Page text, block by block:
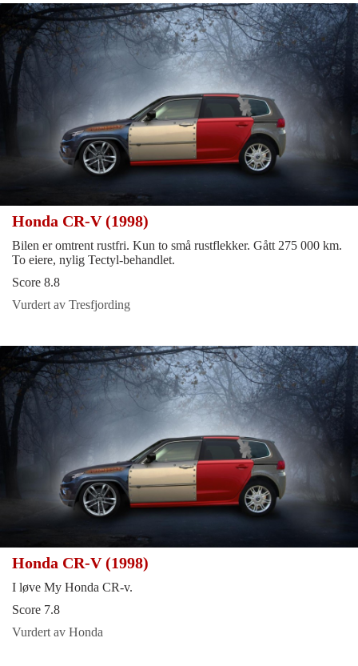
Honda CR-V (1998)
Bilen er omtrent rustfri. Kun to små rustflekker. Gått 275 000 km.
To eiere, nylig Tectyl-behandlet.
Score 8.8
Vurdert av Tresfjording
Honda CR-V (1998)
I løve My Honda CR-v.
Score 7.8
Vurdert av Honda